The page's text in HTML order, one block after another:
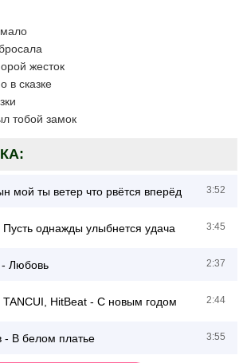
жесток
в сказке
тобой замок
мой ты ветер что рвётся вперёд 3:52
однажды улыбнется удача 3:45
- Любовь 2:37
TANCUI, HitBeat - С новым годом 2:44
- В белом платье 3:55